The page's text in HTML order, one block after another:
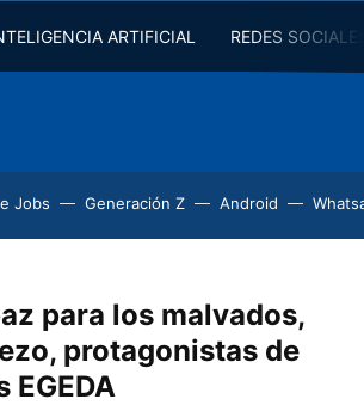
ARTIFICIAL REDES
Jobs Generación Z Android
para los malvados,
protagonistas de
EGEDA